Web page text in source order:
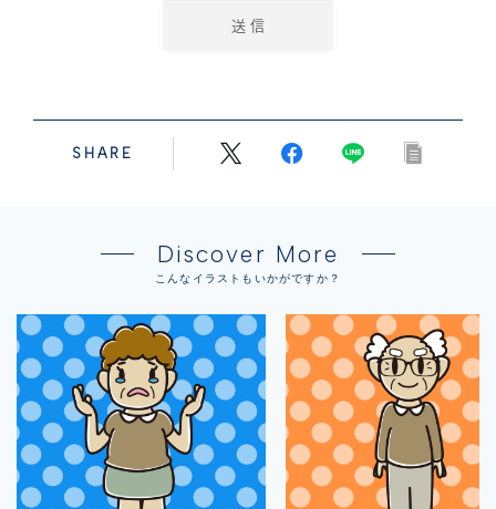
SHARE
Discover More
こんなイラストもいかがですか？